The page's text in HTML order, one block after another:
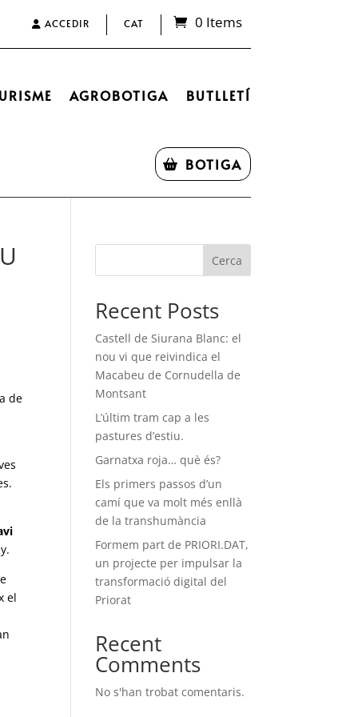
ACCEDIR CAT 0 Items
AGROBOTIGA BUTLLETÍ
BOTIGA
de
el
Cerca
Recent Posts
Castell de Siurana Blanc: el
nou vi que reivindica el
Macabeu de Cornudella de
Montsant
L’últim tram cap a les
pastures d’estiu.
Garnatxa roja… què és?
Els primers passos d’un
camí que va molt més enllà
de la transhumància
Formem part de PRIORI.DAT,
un projecte per impulsar la
transformació digital del
Priorat
Recent
Comments
No s'han trobat comentaris.